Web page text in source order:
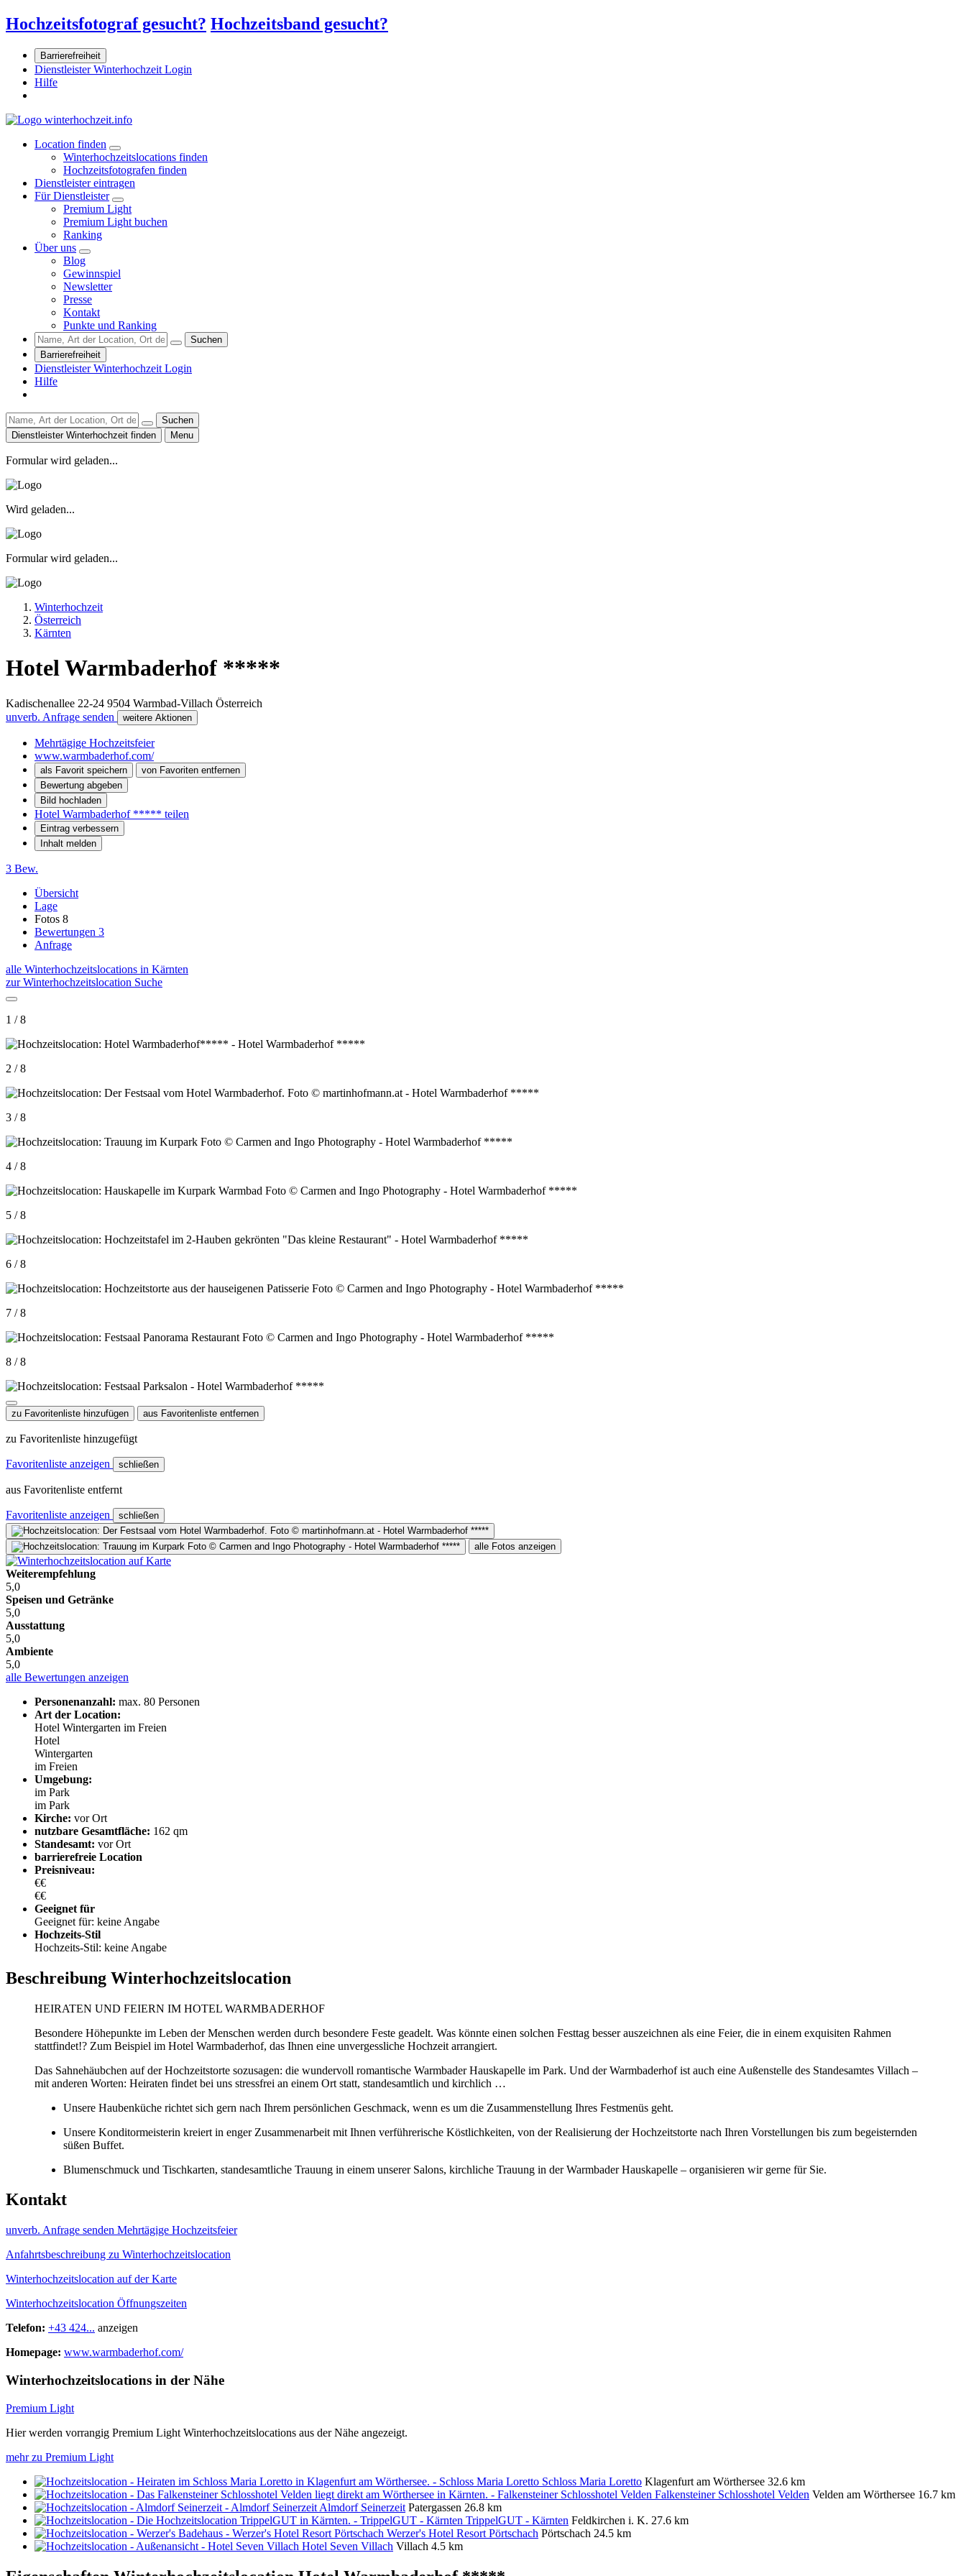
Hochzeitsfotograf gesucht? Hochzeitsband gesucht?
Barrierefreiheit
Dienstleister Winterhochzeit Login
Hilfe
Location finden
Winterhochzeitslocations finden
Hochzeitsfotografen finden
Dienstleister eintragen
Für Dienstleister
Premium Light
Premium Light buchen
Ranking
Über uns
Blog
Gewinnspiel
Newsletter
Presse
Kontakt
Punkte und Ranking
Suchen
Barrierefreiheit
Dienstleister Winterhochzeit Login
Hilfe
Suchen
Dienstleister Winterhochzeit finden
Menu
Formular wird geladen...
Wird geladen...
Formular wird geladen...
Winterhochzeit
Österreich
Kärnten
Hotel Warmbaderhof *****
Kadischenallee 22-24 9504 Warmbad-Villach Österreich
unverb. Anfrage senden
weitere Aktionen
Mehrtägige Hochzeitsfeier
www.warmbaderhof.com/
als Favorit speichern
von Favoriten entfernen
Bewertung abgeben
Bild hochladen
Hotel Warmbaderhof ***** teilen
Eintrag verbessern
Inhalt melden
3 Bew.
Übersicht
Lage
Fotos 8
Bewertungen 3
Anfrage
alle Winterhochzeitslocations in Kärnten
zur Winterhochzeitslocation Suche
1 / 8
2 / 8
3 / 8
4 / 8
5 / 8
6 / 8
7 / 8
8 / 8
zu Favoritenliste hinzufügen aus Favoritenliste entfernen
zu Favoritenliste hinzugefügt
Favoritenliste anzeigen schließen
aus Favoritenliste entfernt
Favoritenliste anzeigen schließen
alle Fotos anzeigen
Weiterempfehlung
5,0
Speisen und Getränke
5,0
Ausstattung
5,0
Ambiente
5,0
alle Bewertungen anzeigen
Personenanzahl: max. 80 Personen
Art der Location:
Hotel Wintergarten im Freien
Hotel
Wintergarten
im Freien
Umgebung:
im Park
im Park
Kirche: vor Ort
nutzbare Gesamtfläche: 162 qm
Standesamt: vor Ort
barrierefreie Location
Preisniveau:
€€
€€
Geeignet für
Geeignet für: keine Angabe
Hochzeits-Stil
Hochzeits-Stil: keine Angabe
Beschreibung Winterhochzeitslocation
HEIRATEN UND FEIERN IM HOTEL WARMBADERHOF
Besondere Höhepunkte im Leben der Menschen werden durch besondere Feste geadelt. Was könnte einen solchen Festtag besser auszeichnen als eine Feier, die in einem exquisiten Rahmen
stattfindet!? Zum Beispiel im Hotel Warmbaderhof, das Ihnen eine unvergessliche Hochzeit arrangiert.
Das Sahnehäubchen auf der Hochzeitstorte sozusagen: die wundervoll romantische Warmbader Hauskapelle im Park. Und der Warmbaderhof ist auch eine Außenstelle des Standesamtes Villach –
mit anderen Worten: Heiraten findet bei uns stressfrei an einem Ort statt, standesamtlich und kirchlich …
Unsere Haubenküche richtet sich gern nach Ihrem persönlichen Geschmack, wenn es um die Zusammenstellung Ihres Festmenüs geht.
Unsere Konditormeisterin kreiert in enger Zusammenarbeit mit Ihnen verführerische Köstlichkeiten, von der Realisierung der Hochzeitstorte nach Ihren Vorstellungen bis zum begeisternden
süßen Buffet.
Blumenschmuck und Tischkarten, standesamtliche Trauung in einem unserer Salons, kirchliche Trauung in der Warmbader Hauskapelle – organisieren wir gerne für Sie.
Kontakt
unverb. Anfrage senden Mehrtägige Hochzeitsfeier
Anfahrtsbeschreibung zu Winterhochzeitslocation
Winterhochzeitslocation auf der Karte
Winterhochzeitslocation Öffnungszeiten
Telefon: +43 424... anzeigen
Homepage: www.warmbaderhof.com/
Winterhochzeitslocations in der Nähe
Premium Light
Hier werden vorrangig Premium Light Winterhochzeitslocations aus der Nähe angezeigt.
mehr zu Premium Light
Schloss Maria Loretto Klagenfurt am Wörthersee 32.6 km
Falkensteiner Schlosshotel Velden Velden am Wörthersee 16.7 km
Almdorf Seinerzeit Patergassen 26.8 km
TrippelGUT - Kärnten Feldkirchen i. K. 27.6 km
Werzer's Hotel Resort Pörtschach Pörtschach 24.5 km
Hotel Seven Villach Villach 4.5 km